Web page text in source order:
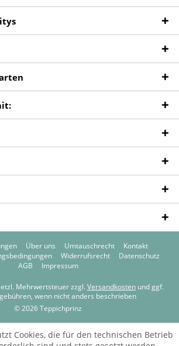
Über uns Umtauschrecht
Kontakt
Widerrufsrecht
Datenschutz
AGB
Impressum
Mehrwertsteuer zzgl. Versandkosten und ggf.
wenn nicht anders beschrieben
© 2026 Teppichprinz
Cookies, die für den technischen Betrieb